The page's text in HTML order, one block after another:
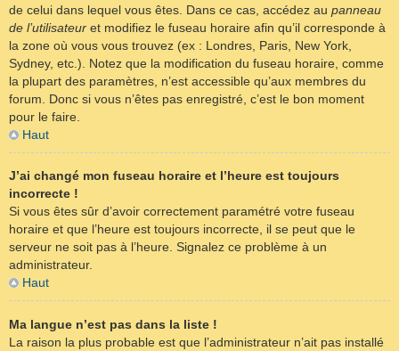
de celui dans lequel vous êtes. Dans ce cas, accédez au panneau
de l’utilisateur et modifiez le fuseau horaire afin qu’il corresponde à
la zone où vous vous trouvez (ex : Londres, Paris, New York,
Sydney, etc.). Notez que la modification du fuseau horaire, comme
la plupart des paramètres, n’est accessible qu’aux membres du
forum. Donc si vous n’êtes pas enregistré, c’est le bon moment
pour le faire.
Haut
J’ai changé mon fuseau horaire et l’heure est toujours
incorrecte !
Si vous êtes sûr d’avoir correctement paramétré votre fuseau
horaire et que l’heure est toujours incorrecte, il se peut que le
serveur ne soit pas à l’heure. Signalez ce problème à un
administrateur.
Haut
Ma langue n’est pas dans la liste !
La raison la plus probable est que l’administrateur n’ait pas installé